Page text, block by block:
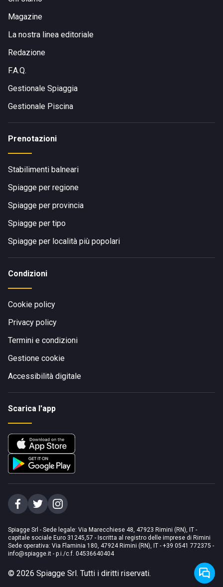
Magazine
La nostra linea editoriale
Redazione
F.A.Q.
Gestionale Spiaggia
Gestionale Piscina
Prenotazioni
Stabilimenti balneari
Spiagge per regione
Spiagge per provincia
Spiagge per tipo
Spiagge per località più popolari
Condizioni
Cookie policy
Privacy policy
Termini e condizioni
Gestione cookie
Accessibilità digitale
Scarica l'app
Spiagge Srl - Sede legale: Via Marecchiese 48, 47923 Rimini (RN), IT -
capitale sociale Euro 31245,57 - Iscritta al registro delle imprese di Rimini
Sede operativa: Via Flaminia 180, 47924 Rimini (RN), IT - +39 0541 772375 -
info@spiagge.it - p.i./c.f. 04536640404
© 2026 Spiagge Srl. Tutti i diritti riservati.